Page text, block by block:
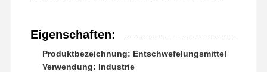
Eigenschaften:
Produktbezeichnung: Entschwefelungsmittel
Verwendung: Industrie